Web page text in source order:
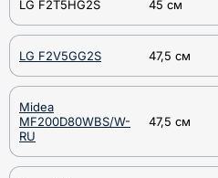
LG F2T5HG2S 45 см
LG F2V5GG2S 47,5 см
Midea
MF200D80WBS/W-
RU
47,5 см